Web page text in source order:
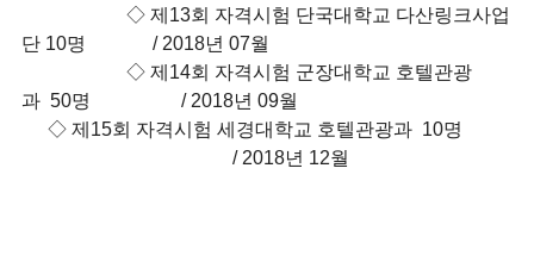
◇ 제13회 자격시험 단국대학교 다산링크사업
단 10명 / 2018년 07월
◇ 제14회 자격시험 군장대학교 호텔관광
과 50명 / 2018년 09월
◇ 제15회 자격시험 세경대학교 호텔관광과 10명
/ 2018년 12월